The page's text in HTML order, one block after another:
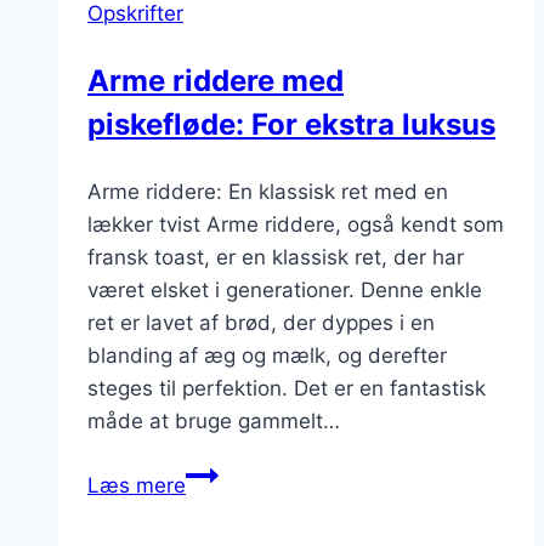
brunch
Opskrifter
Arme riddere med
piskefløde: For ekstra luksus
Arme riddere: En klassisk ret med en
lækker tvist Arme riddere, også kendt som
fransk toast, er en klassisk ret, der har
været elsket i generationer. Denne enkle
ret er lavet af brød, der dyppes i en
blanding af æg og mælk, og derefter
steges til perfektion. Det er en fantastisk
måde at bruge gammelt…
Læs mereArme